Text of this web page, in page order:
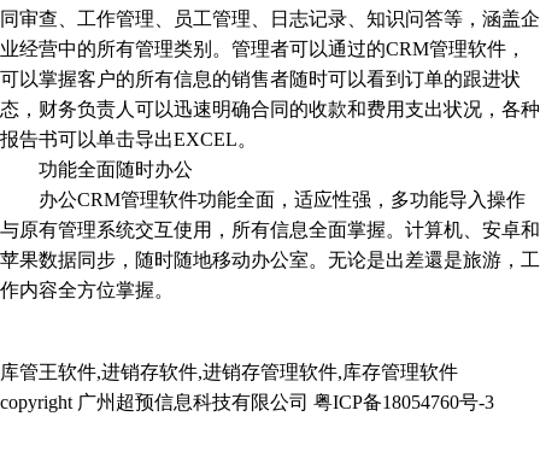
同审查、工作管理、员工管理、日志记录、知识问答等，涵盖企
业经营中的所有管理类别。管理者可以通过的CRM管理软件，
可以掌握客户的所有信息的销售者随时可以看到订单的跟进状
态，财务负责人可以迅速明确合同的收款和费用支出状况，各种
报告书可以单击导出EXCEL。
功能全面随时办公
办公CRM管理软件功能全面，适应性强，多功能导入操作
与原有管理系统交互使用，所有信息全面掌握。计算机、安卓和
苹果数据同步，随时随地移动办公室。无论是出差還是旅游，工
作内容全方位掌握。
库管王软件,进销存软件,进销存管理软件,库存管理软件
copyright 广州超预信息科技有限公司 粤ICP备18054760号-3